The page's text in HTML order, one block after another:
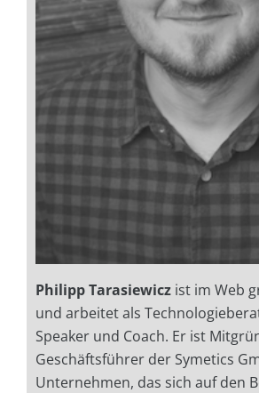
Philipp Tarasiewicz ist im Web
und arbeitet als
Speaker und Coach. Er ist
Geschäftsführer der Symetics
Unternehmen, das sich auf den